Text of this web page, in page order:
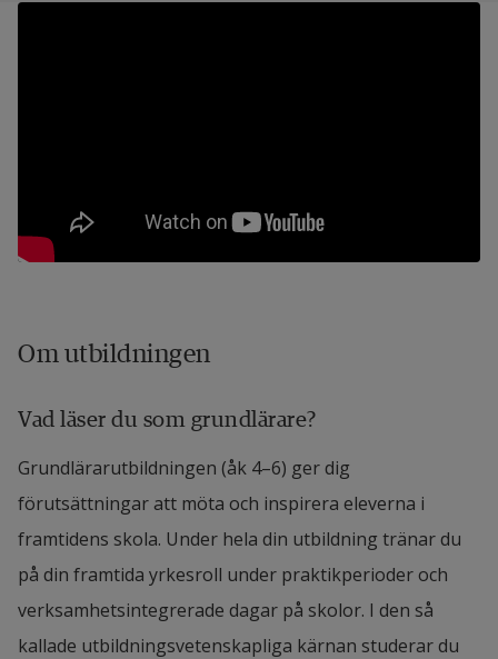
Om utbildningen
Vad läser du som grundlärare?
Grundlärarutbildningen (åk 4–6) ger dig
förutsättningar att möta och inspirera eleverna i
framtidens skola. Under hela din utbildning tränar du
på din framtida yrkesroll under praktikperioder och
verksamhetsintegrerade dagar på skolor. I den så
kallade utbildningsvetenskapliga kärnan studerar du